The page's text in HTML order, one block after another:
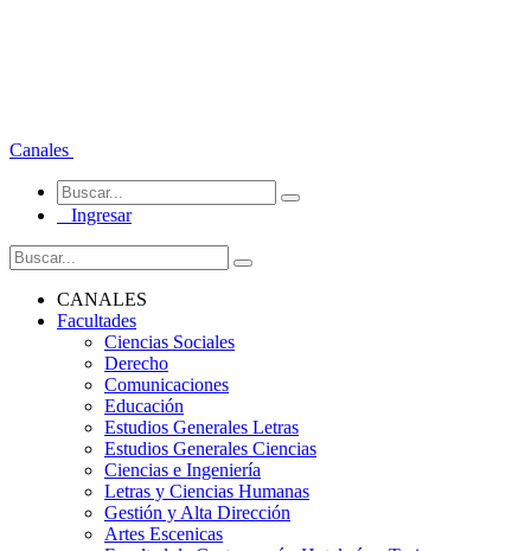
Canales
Ingresar
CANALES
Facultades
Ciencias Sociales
Derecho
Comunicaciones
Educación
Estudios Generales Letras
Estudios Generales Ciencias
Ciencias e Ingeniería
Letras y Ciencias Humanas
Gestión y Alta Dirección
Artes Escenicas